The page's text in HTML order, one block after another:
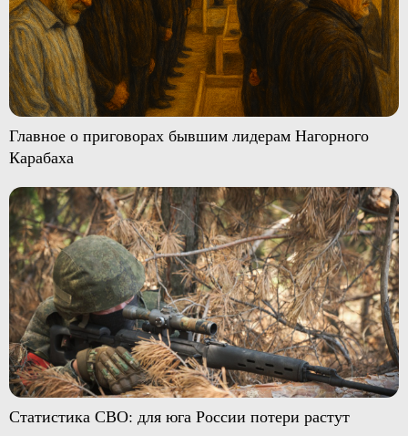
Главное о приговорах бывшим лидерам Нагорного
Карабаха
Статистика СВО: для юга России потери растут